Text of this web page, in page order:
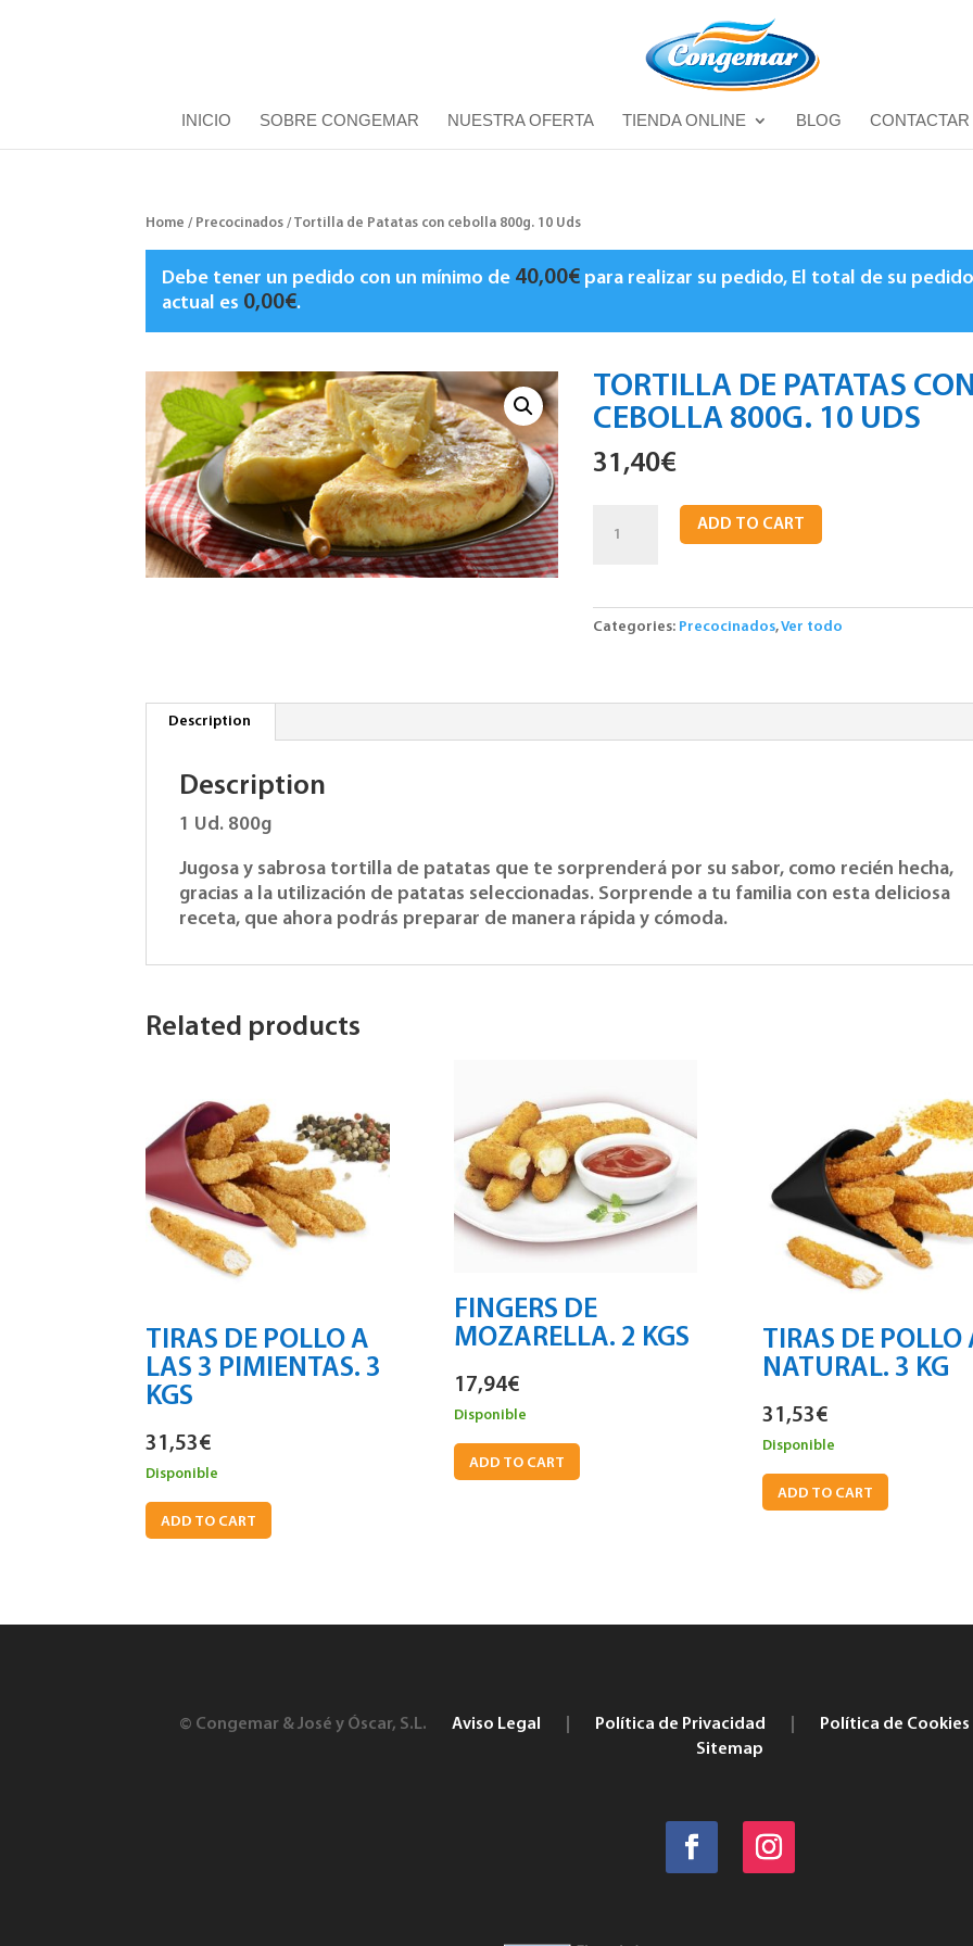
INICIO SOBRE CONGEMAR NUESTRA OFERTA TIENDA ONLINE BLOG CONTACTAR
Home / Precocinados / Tortilla de Patatas con cebolla 800g. 10 Uds
Debe tener un pedido con un mínimo de 40,00€ para realizar su pedido, El total de su
actual es 0,00€.
TORTILLA DE PATATAS
CEBOLLA 800G. 10 UDS
31,40€
ADD TO CART
Categories: Precocinados,Ver todo
Description
Description
1 Ud. 800g
Jugosa y sabrosa tortilla de patatas que te sorprenderá por su sabor, como recién hecha,
gracias a la utilización de patatas seleccionadas. Sorprende a tu familia con esta deliciosa
receta, que ahora podrás preparar de manera rápida y cómoda.
Related products
TIRAS DE POLLO A
LAS 3 PIMIENTAS. 3
KGS
31,53€
Disponible
ADD TO CART
FINGERS DE
MOZARELLA. 2 KGS
17,94€
Disponible
ADD TO CART
TIRAS DE POLLO
NATURAL. 3 KG
31,53€
Disponible
ADD TO CART
© Congemar & José y Óscar, S.L. Aviso Legal Política de Privacidad
Política de Cookies
Sitemap